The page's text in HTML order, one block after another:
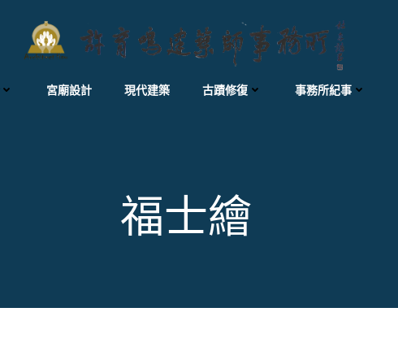
宮廟設計 現代建築 古蹟修復 事務所紀事
福士繪